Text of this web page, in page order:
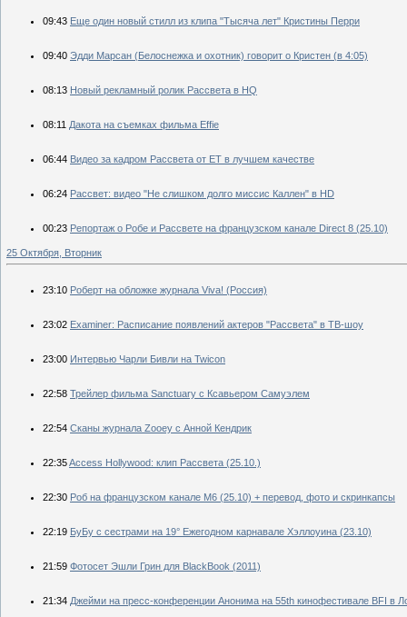
09:43 Еще один новый стилл из клипа "Тысяча лет" Кристины Перри
09:40 Эдди Марсан (Белоснежка и охотник) говорит о Кристен (в 4:05)
08:13 Новый рекламный ролик Рассвета в HQ
08:11 Дакота на съемках фильма Effie
06:44 Видео за кадром Рассвета от ET в лучшем качестве
06:24 Рассвет: видео "Не слишком долго миссис Каллен" в HD
00:23 Репортаж о Робе и Рассвете на французском канале Direct 8 (25.10)
25 Октября, Вторник
23:10 Роберт на обложке журнала Viva! (Россия)
23:02 Examiner: Расписание появлений актеров "Рассвета" в ТВ-шоу
23:00 Интервью Чарли Бивли на Twicon
22:58 Трейлер фильма Sanctuary с Ксавьером Самуэлем
22:54 Сканы журнала Zooey с Анной Кендрик
22:35Access Hollywood: клип Рассвета (25.10.)
22:30 Роб на французском канале М6 (25.10) + перевод, фото и скринкапсы
22:19 БуБу с сестрами на 19° Ежегодном карнавале Хэллоуина (23.10)
21:59 Фотосет Эшли Грин для BlackBook (2011)
21:34 Джейми на пресс-конференции Анонима на 55th кинофестивале BFI в